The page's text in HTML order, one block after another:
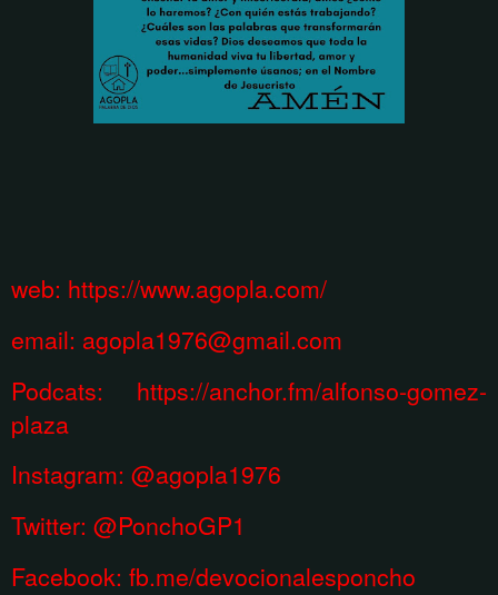
web: https://www.agopla.com/
email: agopla1976@gmail.com
Podcats: https://anchor.fm/alfonso-gomez-
plaza
Instagram: @agopla1976
Twitter: @PonchoGP1
Facebook: fb.me/devocionalesponcho